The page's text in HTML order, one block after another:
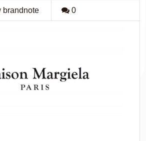
brandnote 0